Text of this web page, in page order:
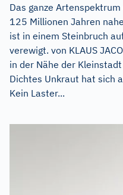
Das ganze
125 Millionen Jahren
ist in einem Steinbruch
verewigt. von KLAUS
in der Nähe der
Dichtes Unkraut hat sich
Kein Laster...